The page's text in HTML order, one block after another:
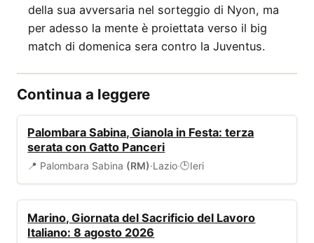
della sua avversaria nel sorteggio di Nyon, ma
per adesso la mente è proiettata verso il big
match di domenica sera contro la Juventus.
Continua a leggere
Palombara Sabina, Gianola in Festa: terza
serata con Gatto Panceri
📍 Palombara Sabina (RM)·Lazio·🕒Ieri
Marino, Giornata del Sacrificio del Lavoro
Italiano: 8 agosto 2026